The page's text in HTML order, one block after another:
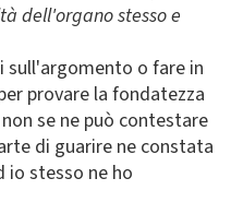
dell'organo stesso e
o fare in
provare la fondatezza
se ne può contestare
di guarire ne constata
stesso ne ho